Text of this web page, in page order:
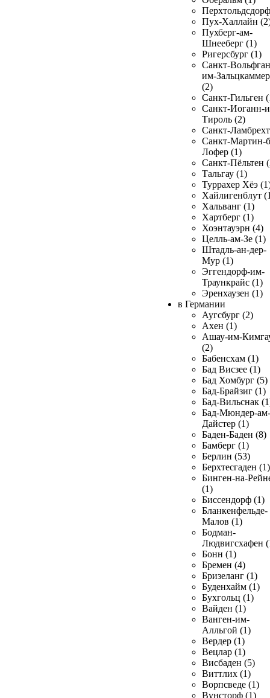
Пух-Халлайн
Пухберг-ам-
Шнееберг (1)
Ригерсбург (1)
Санкт-
им-
(2)
Санкт-Гильген
Санкт-Иоганн-
Тироль (2)
Санкт-
Санкт-Мартин-
Лофер (1)
Санкт-Пёльтен
Тальгау (1)
Туррахер Хёэ
Хайлигенблут
Хальванг (1)
Хартберг (1)
Хоэнтауэрн (4)
Целль-ам-Зе (1)
Штадль-ан-дер-
Мур (1)
Эггендорф-им-
Траункрайс (1)
Эренхаузен (1)
в Германии
Аугсбург (2)
Ахен (1)
Ашау-им-
(2)
Бабенсхам (1)
Бад Висзее (1)
Бад Хомбург (5)
Бад-Брайзиг (1)
Бад-Вильснак
Бад-Мюндер-ам-
Дайстер (1)
Баден-Баден (8)
Бамберг (1)
Берлин (53)
Берхтесгаден (1)
Бинген-на-
(1)
Биссендорф (1)
Бланкенфельде-
Малов (1)
Бодман-
Людвигсхафен
Бонн (1)
Бремен (4)
Бризеланг (1)
Буденхайм (1)
Бухгольц (1)
Вайден (1)
Ванген-им-
Алльгой (1)
Вердер (1)
Вецлар (1)
Висбаден (5)
Виттлих (1)
Ворпсведе (1)
Вунсторф (1)